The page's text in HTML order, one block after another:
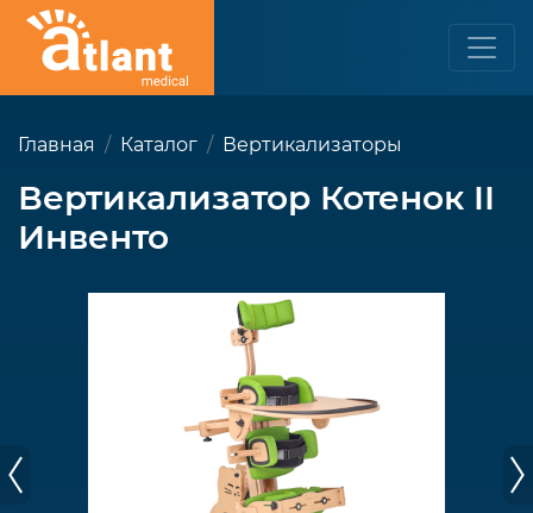
Главная Каталог Вертикализаторы
Вертикализатор Котенок II
Инвенто